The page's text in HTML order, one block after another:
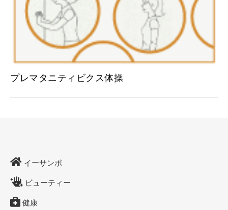
プレマタニティビクス体操
イーサンポ
ビューティー
健康